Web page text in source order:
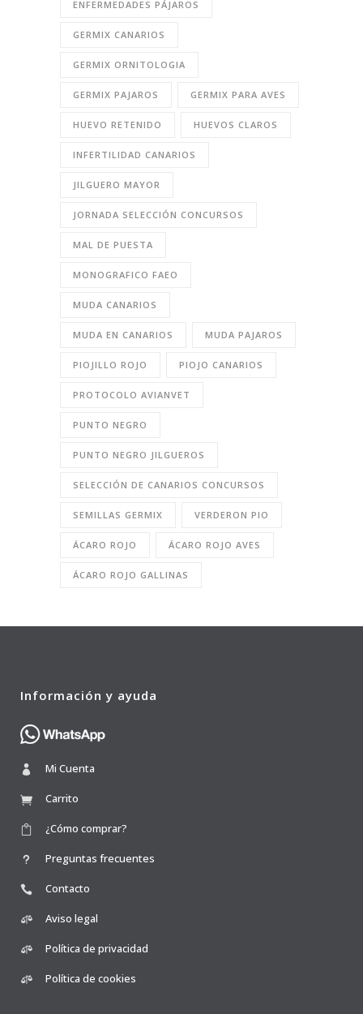
ENFERMEDADES PÁJAROS
GERMIX CANARIOS
GERMIX ORNITOLOGIA
GERMIX PAJAROS GERMIX PARA AVES
HUEVO RETENIDO HUEVOS CLAROS
INFERTILIDAD CANARIOS
JILGUERO MAYOR
JORNADA SELECCIÓN CONCURSOS
MAL DE PUESTA
MONOGRAFICO FAEO
MUDA CANARIOS
MUDA EN CANARIOS MUDA PAJAROS
PIOJILLO ROJO PIOJO CANARIOS
PROTOCOLO AVIANVET
PUNTO NEGRO
PUNTO NEGRO JILGUEROS
SELECCIÓN DE CANARIOS CONCURSOS
SEMILLAS GERMIX VERDERON PIO
ÁCARO ROJO ÁCARO ROJO AVES
ÁCARO ROJO GALLINAS
Información y ayuda
Mi Cuenta
Carrito
¿Cómo comprar?
Preguntas frecuentes
Contacto
Aviso legal
Política de privacidad
Política de cookies